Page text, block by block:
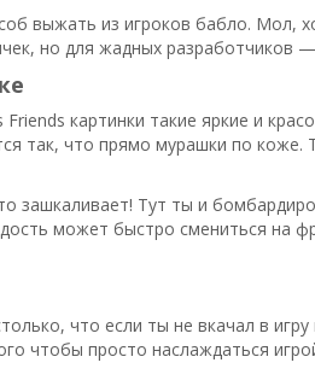
выжать из игроков бабло. Мол,
но для жадных разработчиков
картинки такие яркие и
так, что прямо мурашки по коже.
зашкаливает! Тут ты и
может быстро смениться на
что если ты не вкачал в
чтобы просто наслаждаться